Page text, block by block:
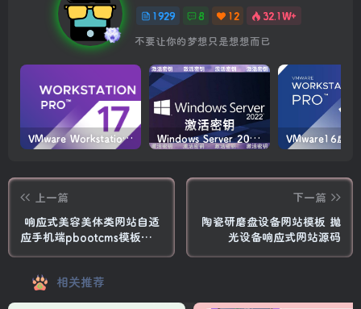
1929 8 12
32.1W+
不要让你的梦想只是想想而已
VMware Workstation PRO v17.6.4 正式版_虚拟机(带激活密钥) Windows Server 2022激活密钥 2024 5月更新
上一篇
响应式美容美体类网站自适
应手机端pbootcms模板
HTML5美容养生会所网站源
下一篇
陶瓷研磨盘设备网站模板 抛
光设备响应式网站源码
相关推荐